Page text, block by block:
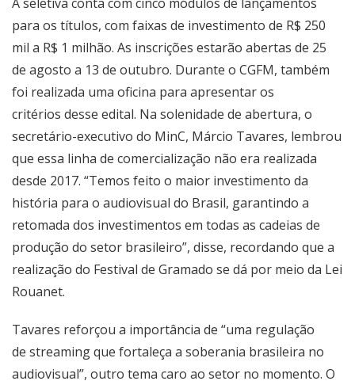
para os títulos, com faixas de investimento de R$ 250
mil a R$ 1 milhão. As inscrições estarão abertas de 25
de agosto a 13 de outubro. Durante o CGFM, também
foi realizada uma oficina para apresentar os
critérios desse edital. Na solenidade de abertura, o
secretário-executivo do MinC, Márcio Tavares, lembrou
que essa linha de comercialização não era realizada
desde 2017. “Temos feito o maior investimento da
história para o audiovisual do Brasil, garantindo a
retomada dos investimentos em todas as cadeias de
produção do setor brasileiro”, disse, recordando que a
realização do Festival de Gramado se dá por meio da Lei
Rouanet.
Tavares reforçou a importância de “uma regulação
de streaming que fortaleça a soberania brasileira no
audiovisual”, outro tema caro ao setor no momento. O